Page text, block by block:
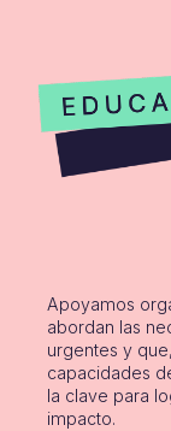
Apoyamos
abordan las
urgentes y
capacidades
la clave para
impacto.